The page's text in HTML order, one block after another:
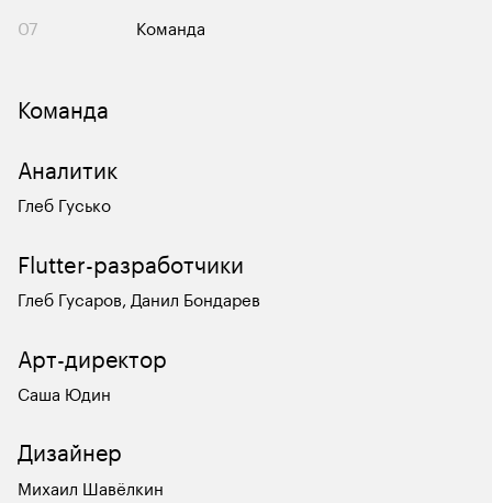
07 Команда
Команда
Аналитик
Глеб Гусько
Flutter-разработчики
Глеб Гусаров, Данил Бондарев
Арт-директор
Саша Юдин
Дизайнер
Михаил Шавёлкин